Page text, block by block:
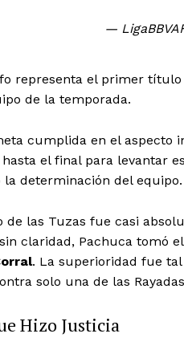
El
—
representa el primer título
de la temporada.
cumplida en el aspecto
el final para levantar
la determinación del equipo.
de las Tuzas fue casi
claridad, Pachuca tomó
. La superioridad fue
solo una de las
Hizo Justicia